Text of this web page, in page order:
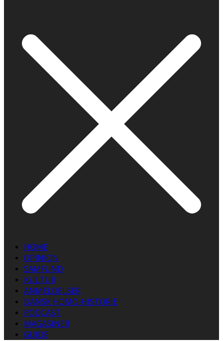
HOME
OPINION
SAMFUND
KULTUR
ANMELDELSER
DANSK HOMO-HISTORIE
PODCAST
MAGASINER
GUIDE